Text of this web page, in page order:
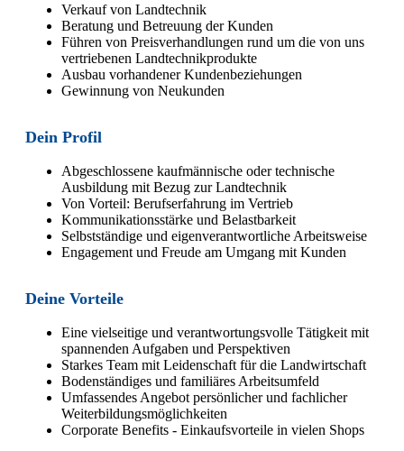
Verkauf von Landtechnik
Beratung und Betreuung der Kunden
Führen von Preisverhandlungen rund um die von uns
vertriebenen Landtechnikprodukte
Ausbau vorhandener Kundenbeziehungen
Gewinnung von Neukunden
Dein Profil
Abgeschlossene kaufmännische oder technische
Ausbildung mit Bezug zur Landtechnik
Von Vorteil: Berufserfahrung im Vertrieb
Kommunikationsstärke und Belastbarkeit
Selbstständige und eigenverantwortliche Arbeitsweise
Engagement und Freude am Umgang mit Kunden
Deine Vorteile
Eine vielseitige und verantwortungsvolle Tätigkeit mit
spannenden Aufgaben und Perspektiven
Starkes Team mit Leidenschaft für die Landwirtschaft
Bodenständiges und familiäres Arbeitsumfeld
Umfassendes Angebot persönlicher und fachlicher
Weiterbildungsmöglichkeiten
Corporate Benefits - Einkaufsvorteile in vielen Shops